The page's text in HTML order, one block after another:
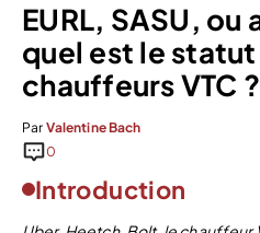
EURL, SASU,
quel est le
chauffeurs VTC ?
Par Valentine Bach
0
Introduction